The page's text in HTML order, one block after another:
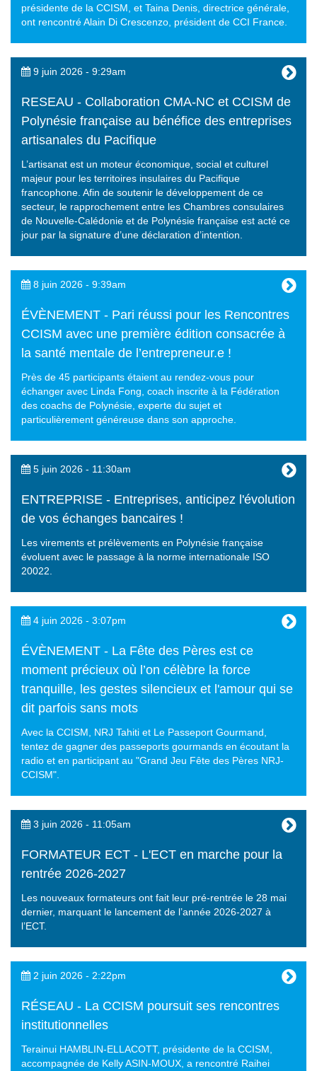
présidente de la CCISM, et Taina Denis, directrice générale,
ont rencontré Alain Di Crescenzo, président de CCI France.
9 juin 2026 - 9:29am
RESEAU - Collaboration CMA-NC et CCISM de
Polynésie française au bénéfice des entreprises
artisanales du Pacifique
L’artisanat est un moteur économique, social et culturel
majeur pour les territoires insulaires du Pacifique
francophone. Afin de soutenir le développement de ce
secteur, le rapprochement entre les Chambres consulaires
de Nouvelle-Calédonie et de Polynésie française est acté ce
jour par la signature d’une déclaration d’intention.
8 juin 2026 - 9:39am
ÉVÈNEMENT - Pari réussi pour les Rencontres
CCISM avec une première édition consacrée à
la santé mentale de l’entrepreneur.e !
Près de 45 participants étaient au rendez-vous pour
échanger avec Linda Fong, coach inscrite à la Fédération
des coachs de Polynésie, experte du sujet et
particulièrement généreuse dans son approche.
5 juin 2026 - 11:30am
ENTREPRISE - Entreprises, anticipez l'évolution
de vos échanges bancaires !
Les virements et prélèvements en Polynésie française
évoluent avec le passage à la norme internationale ISO
20022.
4 juin 2026 - 3:07pm
ÉVÈNEMENT - La Fête des Pères est ce
moment précieux où l’on célèbre la force
tranquille, les gestes silencieux et l'amour qui se
dit parfois sans mots
Avec la CCISM, NRJ Tahiti et Le Passeport Gourmand,
tentez de gagner des passeports gourmands en écoutant la
radio et en participant au "Grand Jeu Fête des Pères NRJ-
CCISM".
3 juin 2026 - 11:05am
FORMATEUR ECT - L'ECT en marche pour la
rentrée 2026-2027
Les nouveaux formateurs ont fait leur pré-rentrée le 28 mai
dernier, marquant le lancement de l’année 2026-2027 à
l’ECT.
2 juin 2026 - 2:22pm
RÉSEAU - La CCISM poursuit ses rencontres
institutionnelles
Terainui HAMBLIN-ELLACOTT, présidente de la CCISM,
accompagnée de Kelly ASIN-MOUX, a rencontré Raihei